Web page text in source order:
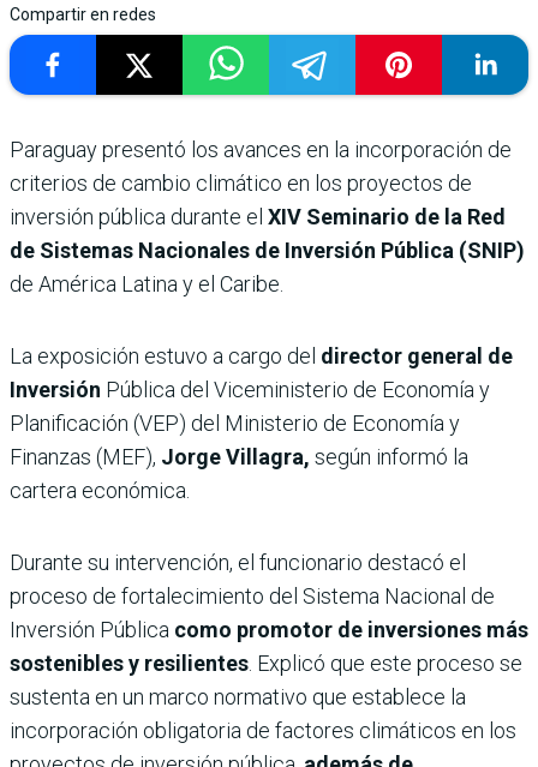
Compartir en redes
Paraguay presentó los avances en la incorporación de
criterios de cambio climático en los proyectos de
inversión pública durante el XIV Seminario de la Red
de Sistemas Nacionales de Inversión Pública (SNIP)
de América Latina y el Caribe.
La exposición estuvo a cargo del director general de
Inversión Pública del Viceministerio de Economía y
Planificación (VEP) del Ministerio de Economía y
Finanzas (MEF), Jorge Villagra, según informó la
cartera económica.
Durante su intervención, el funcionario destacó el
proceso de fortalecimiento del Sistema Nacional de
Inversión Pública como promotor de inversiones más
sostenibles y resilientes . Explicó que este proceso se
sustenta en un marco normativo que establece la
incorporación obligatoria de factores climáticos en los